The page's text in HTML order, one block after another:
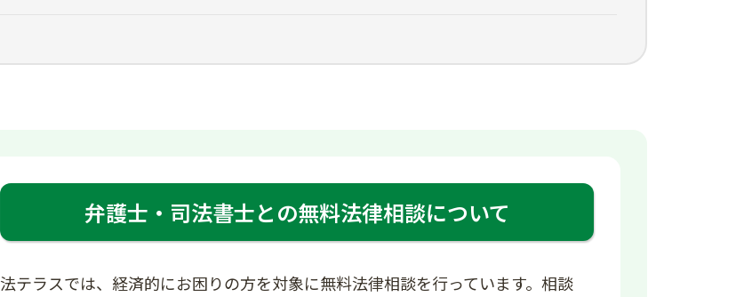
弁護士・司法書士との無料法律相談について
法テラスでは、経済的にお困りの方を対象に無料法律相談を行っています。相談